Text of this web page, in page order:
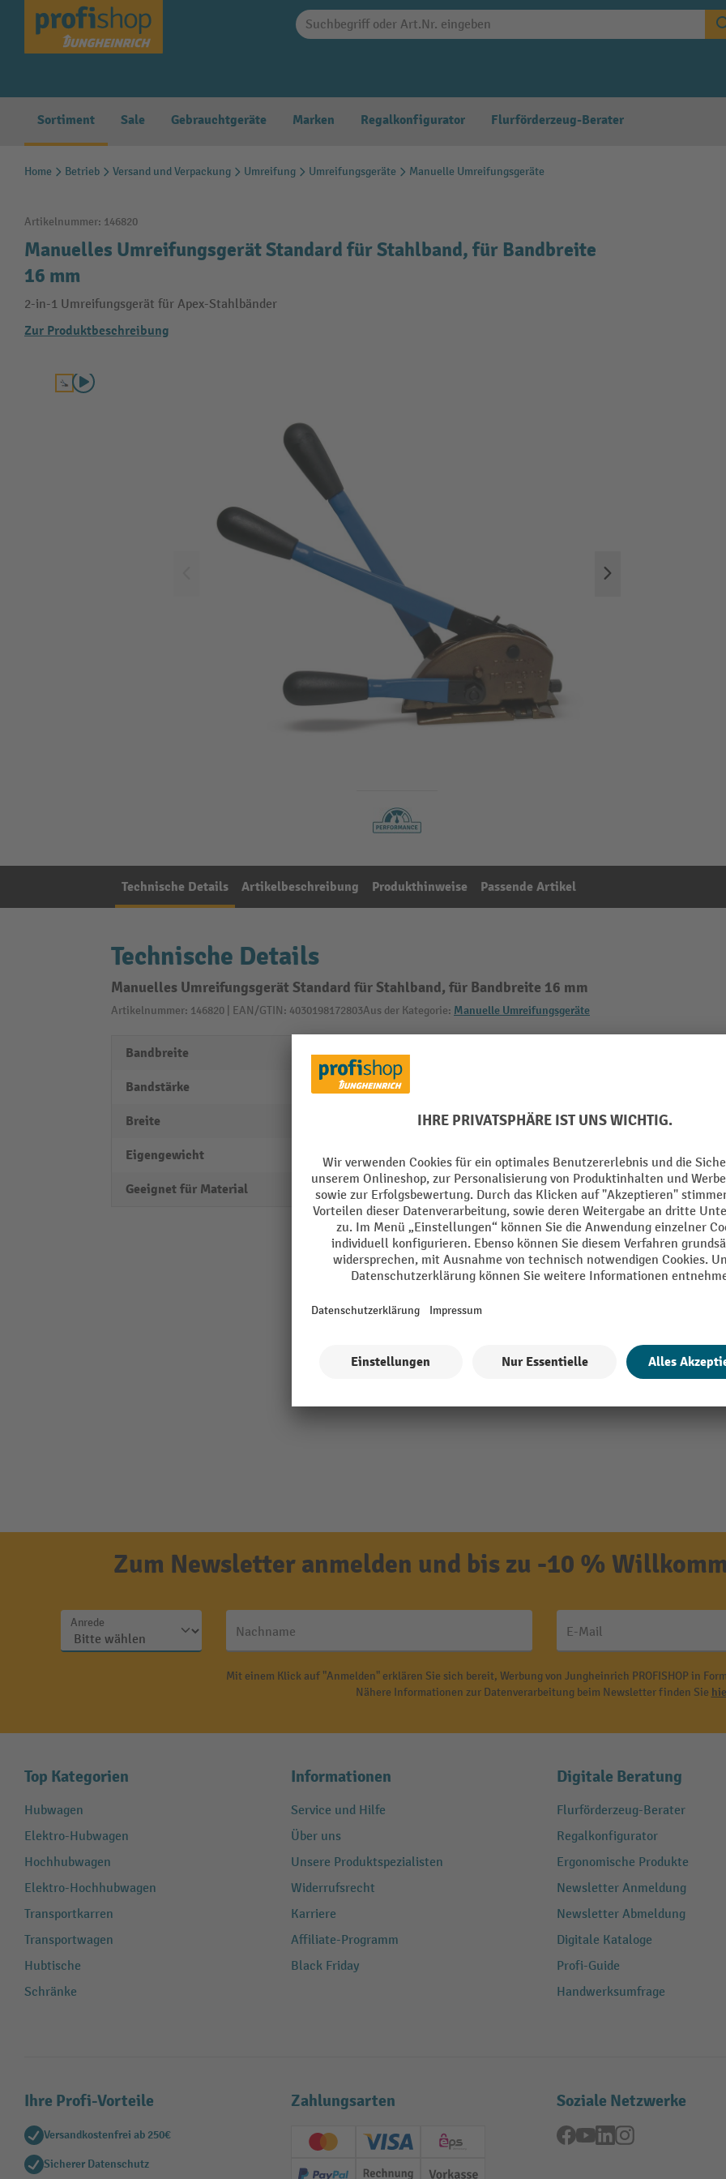
Zur Hauptnavigation springen
Sortiment Sale Gebrauchtgeräte Marken Regalkonfigurator Flurförderzeug-Berater
Home Betrieb Versand und Verpackung Umreifung Umreifungsgeräte Manuelle Umreifungsgeräte
Artikelnummer: 146820
Manuelles Umreifungsgerät Standard für Stahlband, für Bandbreite
16 mm
2-in-1 Umreifungsgerät für Apex-Stahlbänder
Zur Produktbeschreibung
Technische Details Artikelbeschreibung Produkthinweise Passende Artikel
Technische Details
Manuelles Umreifungsgerät Standard für Stahlband, für Bandbreite 16 mm
Artikelnummer: 146820 | EAN/GTIN: 4030198172803Aus der Kategorie: Manuelle Umreifungsgeräte
Bandbreite 13 - 16 mm
Bandstärke 0,5 mm
Breite
Eigengewicht 3,9 kg
Geeignet für Material Stahl
Segment
Tiefe
Umreifungsgerät Typ
Zum Newsletter anmelden und bis zu -10 %
Anrede
Nachname E-Mail
Mit einem Klick auf "Anmelden" erklären Sie sich bereit, Werbung von Jungheinrich PROFISHOP in
Nähere Informationen zur Datenverarbeitung beim Newsletter finden Sie
Top Kategorien
Hubwagen
Elektro-Hubwagen
Hochhubwagen
Elektro-Hochhubwagen
Transportkarren
Transportwagen
Hubtische
Schränke
Informationen
Service und Hilfe
Über uns
Unsere Produktspezialisten
Widerrufsrecht
Karriere
Affiliate-Programm
Black Friday
Digitale Beratung
Flurförderzeug-Berater
Regalkonfigurator
Ergonomische Produkte
Newsletter Anmeldung
Newsletter Abmeldung
Digitale Kataloge
Profi-Guide
Handwerksumfrage
Ihre Profi-Vorteile
Versandkostenfrei ab 250€
Sicherer Datenschutz
Zahlungsarten
Creditcard (Master)Creditcard (Visa)
EPS
Soziale Netzwerke
Facebook
YouTubeLinkedInInstagram